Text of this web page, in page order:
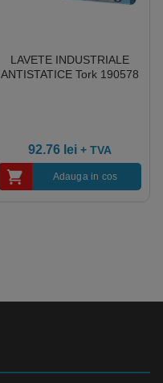
LAVETE INDUSTRIALE
ANTISTATICE Tork 190578
92.76 lei + TVA
Adauga in cos